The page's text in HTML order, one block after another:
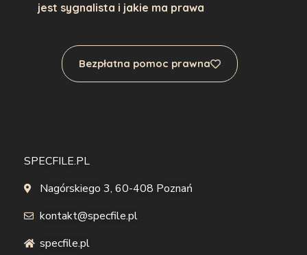
jest sygnalista i jakie ma prawa
Bezpłatna pomoc prawna
SPECFILE.PL
Nagórskiego 3, 60-408 Poznań
kontakt@specfile.pl
specfile.pl